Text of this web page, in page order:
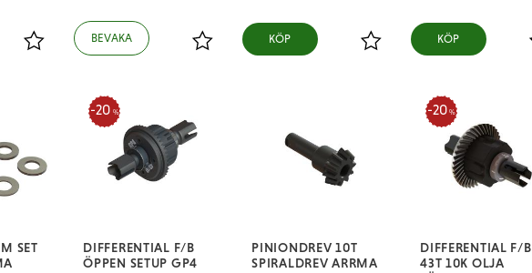
Lägg till i favoriter Lägg till i favoriter Lägg till i favoriter
KÖP KÖP
SET
DIFFERENTIAL F/B
ÖPPEN SETUP GP4
20 %
PINIONDREV 10T
SPIRALDREV ARRMA
DIFFERENTIAL F/B
43T 10K OLJA
20 %